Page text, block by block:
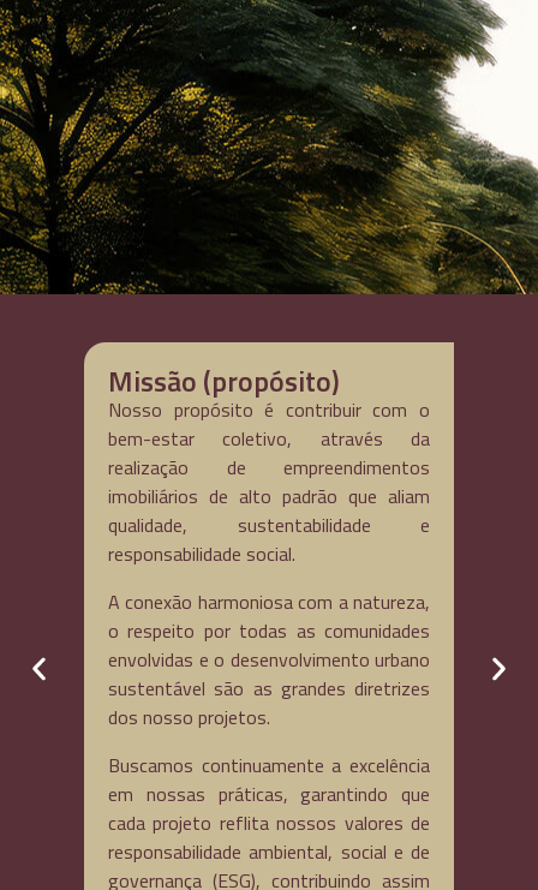
Visão
Ser reconhecida como referência das
melhores práticas de responsabilidade
ambiental, social e de governança (ESG) no
setor imobiliário, servindo com inspiração
para o desenvolvimento urbano
consciente e sustentável.
Posicionamento estratégico. Liderança de